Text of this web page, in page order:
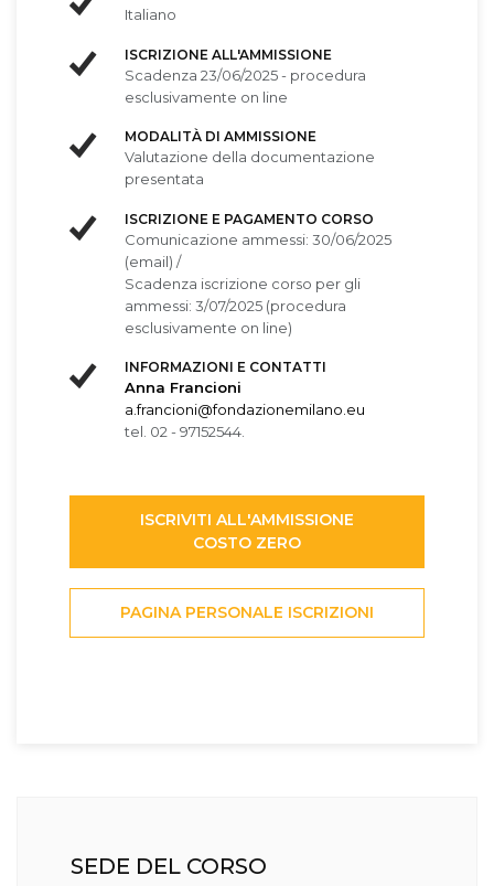
Italiano
ISCRIZIONE ALL'AMMISSIONE
Scadenza 23/06/2025 - procedura
esclusivamente on line
MODALITÀ DI AMMISSIONE
Valutazione della documentazione
presentata
ISCRIZIONE E PAGAMENTO CORSO
Comunicazione ammessi: 30/06/2025
(email) /
Scadenza iscrizione corso per gli
ammessi: 3/07/2025 (procedura
esclusivamente on line)
INFORMAZIONI E CONTATTI
Anna Francioni
a.francioni@fondazionemilano.eu
tel. 02 - 97152544.
ISCRIVITI ALL'AMMISSIONE
COSTO ZERO
PAGINA PERSONALE ISCRIZIONI
SEDE DEL CORSO